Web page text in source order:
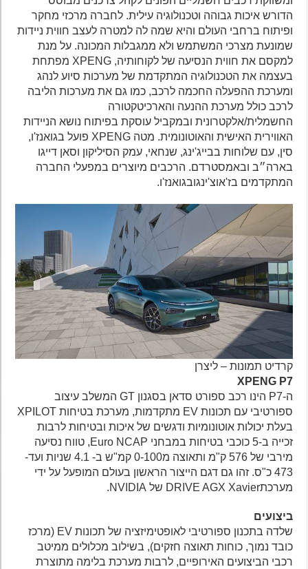
הדורש איכות גבוהה וטכנולוגיה עילית. לחברה מרכזי מחקר
ופיתוח ברחבי העולם והיא שמה לה למטרה לעצב חווית ניידות
שמונעת מצרכי המשתמש ולא ממגבלות המכונה. על מנת
למקסם את חווית הנסיעה של לקוחותיה, XPENG מפתחת
בעצמה את הטכנולוגיה המתקדמת של מערכות סיוע לנהג
ומערכת ההפעלה החכמה לרכב, כמו גם את מערכות הליבה
לרכב כולל מערכת ההנעה והארכיטקטורה
החשמלית/אלקטרונית ובמקביל עוסקת בפיתוח נושא הניידות
האווירית האישית והאוטונומית. מטה XPENG פועל בגואנז'ו,
סין, עם שלוחות בבייג'ינג, שנחאי, עמק הסיליקון וסאן דייגו
בארה״ב ובאמסטרדם. הרכבים מיוצרים במפעלי החברה
המתקדמים בז'אוצ'ינגובגואנז'ו.
קרדיט תמונות – ליצרן
XPENG P7
ה-P7 הינו רכב ספורט סדאן בסגנון GT המשלב עיצוב
ספורטיבי עם תכונות EV מתקדמות, מערכת בטיחות XPILOT
בעלת יכולות אוטונומיות ודגשים של איכות ובטיחות לרבות
זכייה ב-5 כוכבי בטיחות במבחני Euro NCAP, טווח נסיעה
מירבי של 576 ק"מ ותאוצה מ0-100 קמ"ש ב- 4.1 שניות ועד-
473 כ"ס. זהו גם דגם הייצור הראשון בעולם המופעל על ידי
מערכתDRIVE AGX Xavier של NVIDIA.
ביצועים
שלדה בתכנון ספורטיבי לאופטימיזציה של תכונות EV (מרכז
כובד נמוך, כוחות תאוצה חזקים), בשילוב מכלולים ממיטב
רכבי הביצועים האירופיים, לרבות מערכת בלימה מתוצרת